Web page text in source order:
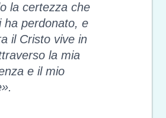
la certezza che
ha perdonato, e
il Cristo vive in
la mia
e il mio